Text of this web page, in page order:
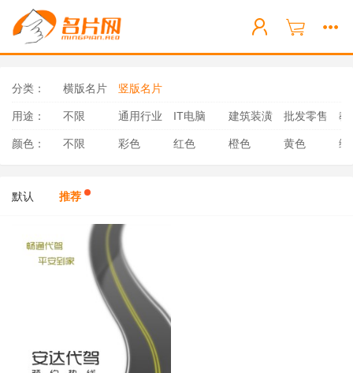
分类： 横版名片 竖版名片
用途： 不限 通用行业 IT电脑 建筑装潢 批发零售 教
颜色： 不限 彩色 红色 橙色 黄色 绿
默认 推荐